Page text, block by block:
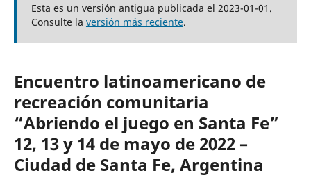
Esta es un versión antigua publicada el 2023-01-01.
Consulte la versión más reciente.
Encuentro latinoamericano de
recreación comunitaria
“Abriendo el juego en Santa Fe”
12, 13 y 14 de mayo de 2022 –
Ciudad de Santa Fe, Argentina